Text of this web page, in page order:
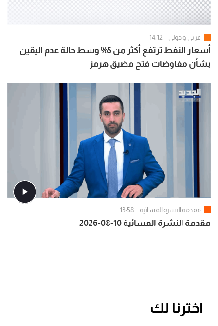
عربي و دولي 14:12
أسعار النفط ترتفع أكثر من 5% وسط حالة عدم اليقين
بشأن مفاوضات فتح مضيق هرمز
مقدمة النشرة المسائية 13:58
مقدمة النشرة المسائية 10-08-2026
اخترنا لك